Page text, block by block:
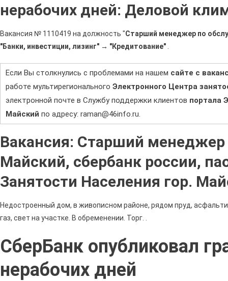
нерабочих дней: Деловой
Вакансия № 1110419 на должность "Старший менеджер по
"Банки, инвестиции, лизинг" → "Кредитование"
Если Вы столкнулись с проблемами на нашем сайте с
работе мультирегионального Электронного Центра
электронной почте в Службу поддержки клиентов портала
Майский по адресу: raman@46info.ru.
Вакансия: Старший
Майский, сбербанк россии,
Занятости Населения гор.
Недостроенный дом, в живописном районе, рядом пруд,
газ, свет на участке. В обременении. Торг. .
СберБанк опубликовал
нерабочих дней